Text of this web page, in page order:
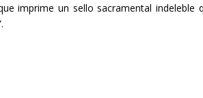
imprime un sello sacramental indeleble